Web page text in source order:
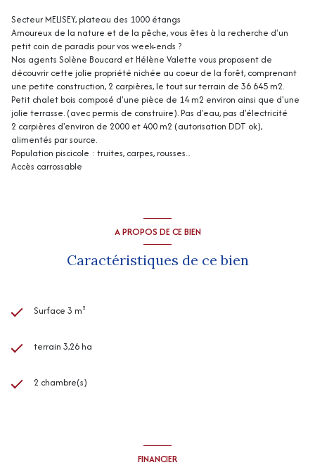
Secteur MELISEY, plateau des 1000 étangs
Amoureux de la nature et de la pêche, vous êtes à la recherche d'un
petit coin de paradis pour vos week-ends ?
Nos agents Solène Boucard et Hélène Valette vous proposent de
découvrir cette jolie propriété nichée au coeur de la forêt, comprenant
une petite construction, 2 carpières, le tout sur terrain de 36 645 m2.
Petit chalet bois composé d'une pièce de 14 m2 environ ainsi que d'une
jolie terrasse. (avec permis de construire). Pas d'eau, pas d'électricité
2 carpières d'environ de 2000 et 400 m2 (autorisation DDT ok),
alimentés par source.
Population piscicole : truites, carpes, rousses...
Accès carrossable
A PROPOS DE CE BIEN
Caractéristiques de ce bien
Surface 3 m²
terrain 3,26 ha
2 chambre(s)
FINANCIER